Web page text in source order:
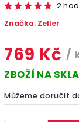
2
Značka: Zeller
769 Kč /
ZBOŽÍ NA
Můžeme doručit